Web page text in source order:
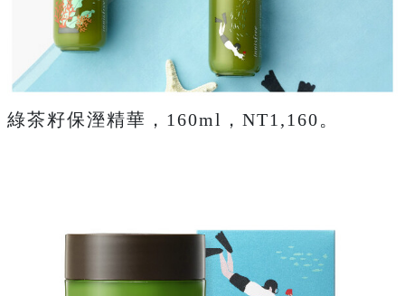
綠茶籽保溼精華，160ml，NT1,160。